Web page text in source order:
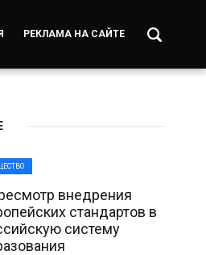
РЕКЛАМА НА САЙТЕ
внедрения
стандартов в
систему